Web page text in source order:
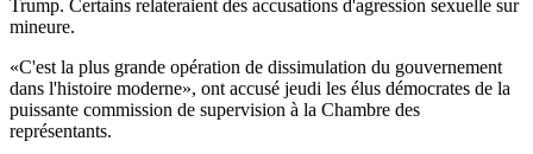
Trump. Certains relateraient des accusations d'agression sexuelle sur
mineure.
«C'est la plus grande opération de dissimulation du gouvernement
dans l'histoire moderne», ont accusé jeudi les élus démocrates de la
puissante commission de supervision à la Chambre des
représentants.